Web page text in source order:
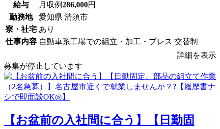
給与 月収例286,000円
勤務地
愛知県 清須市
寮・社宅 あり
仕事内容 自動車系工場での組立・加工・プレス 交替制
詳細を表示
募集が停止しています
【お盆前の入社間に合う】【日勤固